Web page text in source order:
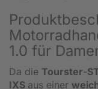
1.0 für
Da die Tourster-
IXS aus einer